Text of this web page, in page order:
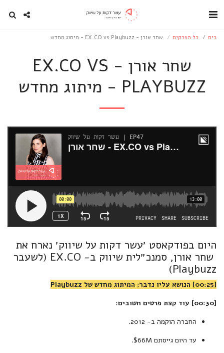
בית כל הפרקים שחר אורן - EX.CO vs Playbuzz - מיתוג מחדש
שחר אורן - EX.CO VS
PLAYBUZZ - מיתוג מחדש
היום בפודקאסט ׳עשר דקות על שיווק׳ נארח את
שחר אורן, סמנכ״לית שיווק ב- EX.CO (לשעבר
Playbuzz)
[00:25] הנושא עליו נדבר: המיתוג מחדש של Playbuzz
[00:30] עוד קצת פרטים חשובים:
החברה הוקמה ב- 2012.
עד היום גייסתם 66M$.